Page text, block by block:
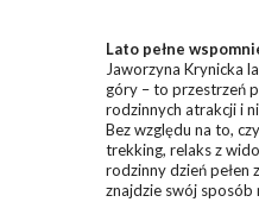
Lato pełne
Jaworzyna Krynicka
góry – to przestrzeń
rodzinnych atrakcji i
Bez względu na to,
trekking, relaks z
rodzinny dzień pełen
znajdzie swój sposób